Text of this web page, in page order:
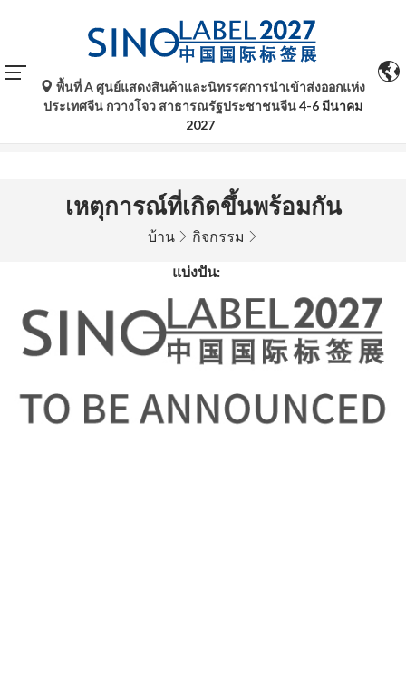
การแปลอัตโนมัติโดย Google Translate มีไว้เพื่อเป็นข้อมูล
อ้างอิงเท่านั้นและอาจไม่ถูกต้อง โปรดอ้างอิงจากฉบับภาษา
ต้นฉบับหากมีข้อสงสัยใด ๆ
พื้นที่ A ศูนย์แสดงสินค้าและนิทรรศการนำเข้าส่งออกแห่ง
ประเทศจีน กวางโจว สาธารณรัฐประชาชนจีน4-6 มีนาคม
2027
เหตุการณ์ที่เกิดขึ้นพร้อมกัน
บ้าน กิจกรรม
แบ่งปัน: